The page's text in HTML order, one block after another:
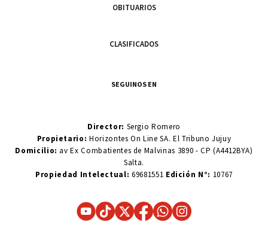
OBITUARIOS
CLASIFICADOS
SEGUINOS EN
Director: Sergio Romero
Propietario:Horizontes On Line SA. El Tribuno Jujuy
Domicilio: av Ex Combatientes de Malvinas 3890 - CP (A4412BYA)
Salta.
Propiedad Intelectual: 69681551 Edición N°: 10767